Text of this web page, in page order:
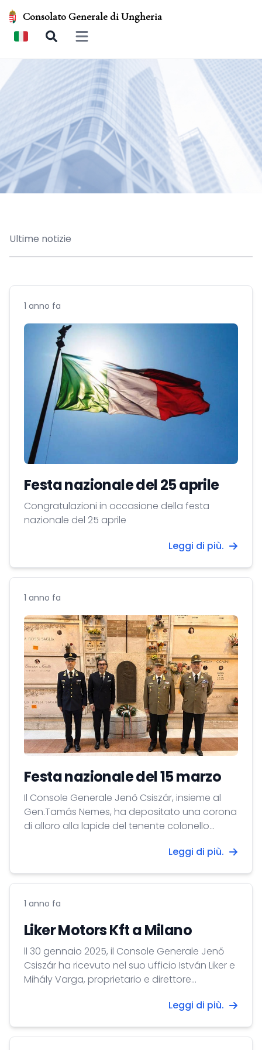
Consolato Generale di Ungheria
Open main menu
Ultime notizie
1 anno fa
Festa nazionale del 25 aprile
Congratulazioni in occasione della festa
nazionale del 25 aprile
Leggi di più.
1 anno fa
Festa nazionale del 15 marzo
Il Console Generale Jenő Csiszár, insieme al
Gen.Tamás Nemes, ha depositato una corona
di alloro alla lapide del tenente colonello
presso il Cimitero Monumentale di Milano.
Leggi di più.
1 anno fa
Liker Motors Kft a Milano
ll 30 gennaio 2025, il Console Generale Jenő
Csiszár ha ricevuto nel suo ufficio István Liker e
Mihály Varga, proprietario e direttore
Leggi di più.